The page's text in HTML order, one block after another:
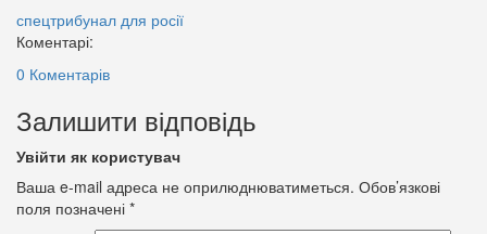
спецтрибунал для росії
Коментарі:
0 Коментарів
Залишити відповідь
Увійти як користувач
Ваша e-mail адреса не оприлюднюватиметься. Обов’язкові
поля позначені *